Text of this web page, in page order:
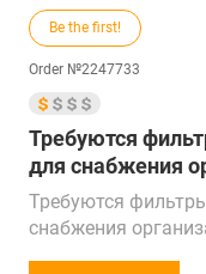
Be the first!
Order №2247733
Требуются
для снабжения
Требуются
снабжения